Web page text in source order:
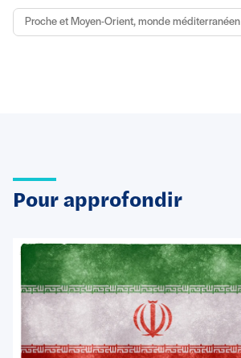
Proche et Moyen-Orient, monde méditerranéen
Pour approfondir